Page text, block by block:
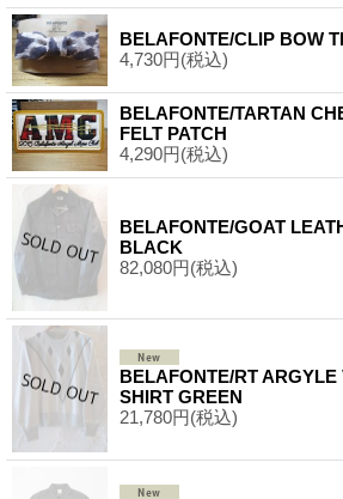
BELAFONTE/CLIP BOW
4,730円(税込)
BELAFONTE/TARTAN
FELT PATCH
4,290円(税込)
BELAFONTE/GOAT
BLACK
82,080円(税込)
BELAFONTE/RT ARGYLE
SHIRT GREEN
21,780円(税込)